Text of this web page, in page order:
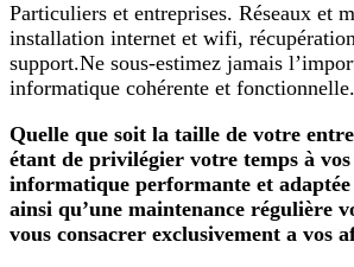
Particuliers et entreprises. Réseaux et
installation internet et wifi,
support.Ne sous-estimez jamais
informatique cohérente et fonctionnelle.
Quelle que soit la taille de votre
étant de privilégier votre temps à
informatique performante et adaptée
ainsi qu’une maintenance régulière
vous consacrer exclusivement a vos